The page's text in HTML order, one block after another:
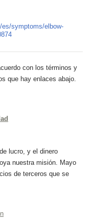
es/symptoms/elbow-
con los términos y
que hay enlaces abajo.
lucro, y el dinero
nuestra misión. Mayo
de terceros que se